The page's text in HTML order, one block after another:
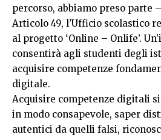
percorso, abbiamo preso parte
Articolo 49, l’Ufficio scolastico
al progetto ‘Online – Onlife’.
consentirà agli studenti degli
acquisire competenze
digitale.
Acquisire competenze digitali
in modo consapevole, saper
autentici da quelli falsi,